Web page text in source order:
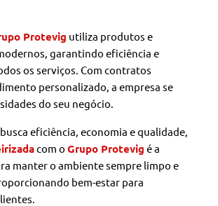
Protevig utiliza produtos e
garantindo eficiência e
os serviços. Com contratos
personalizado, a empresa se
do seu negócio.
eficiência, economia e qualidade,
com oGrupo Protevig é a
manter o ambiente sempre limpo e
bem-estar para